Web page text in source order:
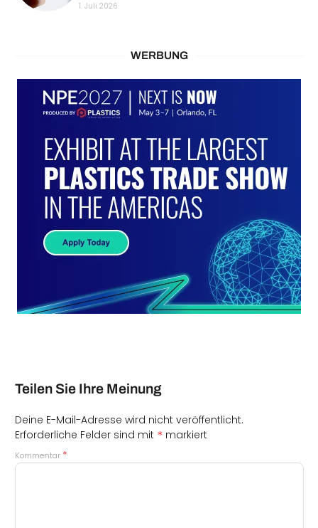
1. Juli 2026
WERBUNG
Teilen Sie Ihre Meinung
Deine E-Mail-Adresse wird nicht veröffentlicht.
Erforderliche Felder sind mit * markiert
Kommentar *